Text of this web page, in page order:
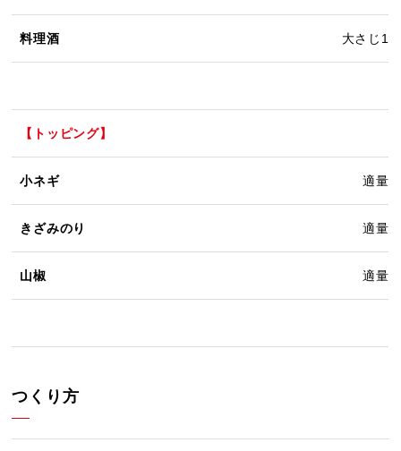
料理酒 大さじ1
【トッピング】
小ネギ 適量
きざみのり 適量
山椒 適量
つくり方